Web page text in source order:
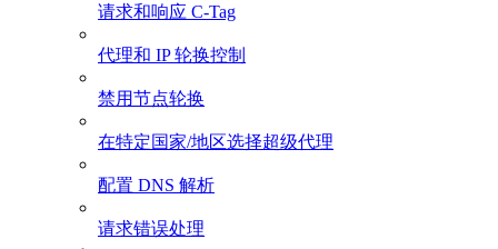
请求和响应 C-Tag
代理和 IP 轮换控制
禁用节点轮换
在特定国家/地区选择超级代理
配置 DNS 解析
请求错误处理